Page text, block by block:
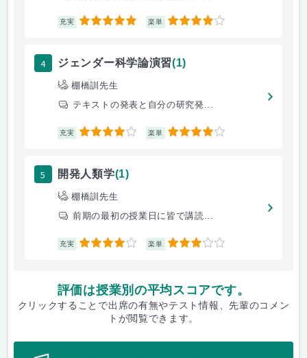
充実 5 楽単 4
4 ジェンダー科学論演習(1)
棚橋訓先生
テキストの発表と自分の研究発...
充実 4 楽単 4
5 開発人類学(1)
棚橋訓先生
前期の最初の授業日に皆で講読...
充実 4 楽単 3
評価は授業別の平均スコアです。
クリックすることで出席の有無やテスト情報、先輩のコメン
トが閲覧できます。